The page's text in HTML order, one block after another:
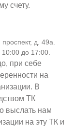
счету.
д. 49а.
до 17:00.
при себе
на
В
ТК
выслать нам
на эту ТК и